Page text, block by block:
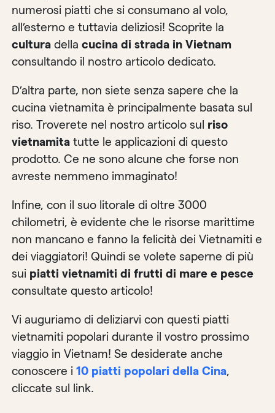
numerosi piatti che si consumano al volo,
all’esterno e tuttavia deliziosi! Scoprite la
cultura della cucina di strada in Vietnam
consultando il nostro articolo dedicato.
D’altra parte, non siete senza sapere che la
cucina vietnamita è principalmente basata sul
riso. Troverete nel nostro articolo sul riso
vietnamita tutte le applicazioni di questo
prodotto. Ce ne sono alcune che forse non
avreste nemmeno immaginato!
Infine, con il suo litorale di oltre 3000
chilometri, è evidente che le risorse marittime
non mancano e fanno la felicità dei Vietnamiti e
dei viaggiatori! Quindi se volete saperne di più
sui piatti vietnamiti di frutti di mare e pesce
consultate questo articolo!
Vi auguriamo di deliziarvi con questi piatti
vietnamiti popolari durante il vostro prossimo
viaggio in Vietnam! Se desiderate anche
conoscere i10 piatti popolari della Cina,
cliccate sul link.